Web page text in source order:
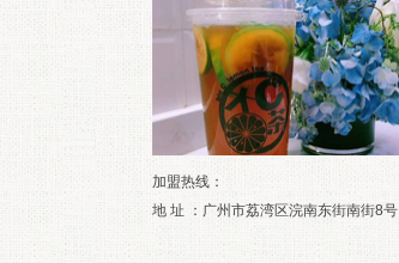
加盟热线：
地 址 ：广州市荔湾区浣南东街南街8号